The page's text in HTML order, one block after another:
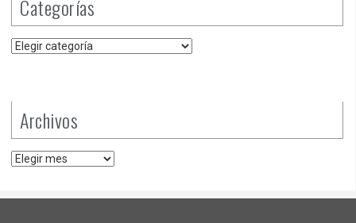
Categorías
Categorías
Archivos
Archivos